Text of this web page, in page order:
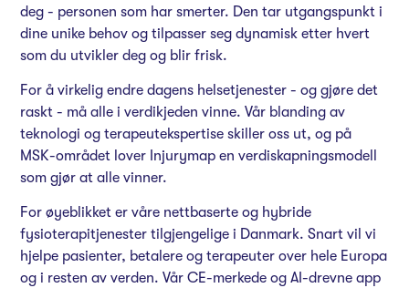
deg - personen som har smerter. Den tar utgangspunkt i
dine unike behov og tilpasser seg dynamisk etter hvert
som du utvikler deg og blir frisk.
For å virkelig endre dagens helsetjenester - og gjøre det
raskt - må alle i verdikjeden vinne. Vår blanding av
teknologi og terapeutekspertise skiller oss ut, og på
MSK-området lover Injurymap en verdiskapningsmodell
som gjør at alle vinner.
For øyeblikket er våre nettbaserte og hybride
fysioterapitjenester tilgjengelige i Danmark. Snart vil vi
hjelpe pasienter, betalere og terapeuter over hele Europa
og i resten av verden.Vår CE-merkede og AI-drevne app